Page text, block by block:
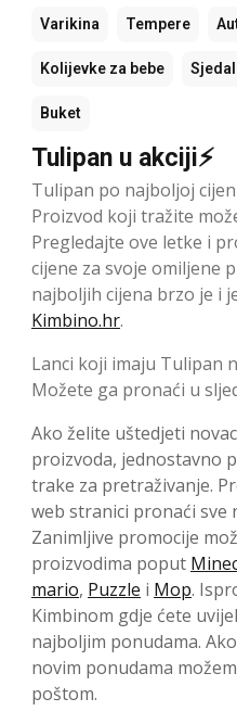
Varikina Tempere
Kolijevke za bebe
Buket
Tulipan u akciji⚡
Tulipan po najboljoj
Proizvod koji tražite
Pregledajte ove letke i
cijene za svoje omiljene
najboljih cijena brzo je i
Kimbino.hr.
Lanci koji imaju Tulipan
Možete ga pronaći u
Ako želite uštedjeti
proizvoda, jednostavno
trake za pretraživanje.
web stranici pronaći sve
Zanimljive promocije
proizvodima poput
mario, Puzzle i Mop.
Kimbinom gdje ćete
najboljim ponudama.
novim ponudama
poštom.